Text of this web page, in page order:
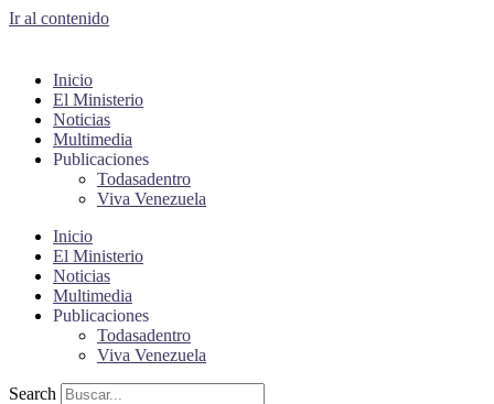
Ir al contenido
Inicio
El Ministerio
Noticias
Multimedia
Publicaciones
Todasadentro
Viva Venezuela
Inicio
El Ministerio
Noticias
Multimedia
Publicaciones
Todasadentro
Viva Venezuela
Search